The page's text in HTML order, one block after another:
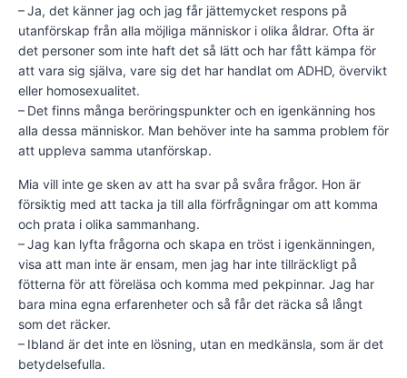
– Ja, det känner jag och jag får jättemycket respons på
utanförskap från alla möjliga människor i olika åldrar. Ofta är
det personer som inte haft det så lätt och har fått kämpa för
att vara sig själva, vare sig det har handlat om ADHD, övervikt
eller homosexualitet.
– Det finns många beröringspunkter och en igenkänning hos
alla dessa människor. Man behöver inte ha samma problem för
att uppleva samma utanförskap.
Mia vill inte ge sken av att ha svar på svåra frågor. Hon är
försiktig med att tacka ja till alla förfrågningar om att komma
och prata i olika sammanhang.
– Jag kan lyfta frågorna och skapa en tröst i igenkänningen,
visa att man inte är ensam, men jag har inte tillräckligt på
fötterna för att föreläsa och komma med pekpinnar. Jag har
bara mina egna erfarenheter och så får det räcka så långt
som det räcker.
– Ibland är det inte en lösning, utan en medkänsla, som är det
betydelsefulla.